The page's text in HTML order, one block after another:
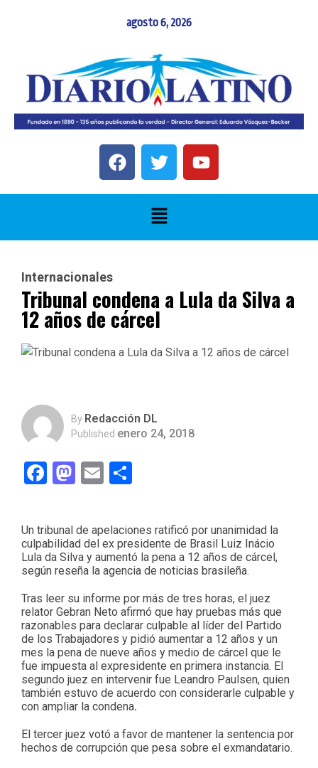
agosto 6, 2026
Internacionales
Tribunal condena a Lula da Silva a
12 años de cárcel
By Redacción DL
Published enero 24, 2018
Facebook
Mastodon
Email
Un tribunal de apelaciones ratificó por unanimidad la
culpabilidad del ex presidente de Brasil Luiz Inácio
Lula da Silva y aumentó la pena a 12 años de cárcel,
según reseña la agencia de noticias brasileña.
Tras leer su informe por más de tres horas, el juez
relator Gebran Neto afirmó que hay pruebas más que
razonables para declarar culpable al líder del Partido
de los Trabajadores y pidió aumentar a 12 años y un
mes la pena de nueve años y medio de cárcel que le
fue impuesta al expresidente en primera instancia. El
segundo juez en intervenir fue Leandro Paulsen, quien
también estuvo de acuerdo con considerarle culpable y
con ampliar la condena.
El tercer juez votó a favor de mantener la sentencia por
hechos de corrupción que pesa sobre el exmandatario.